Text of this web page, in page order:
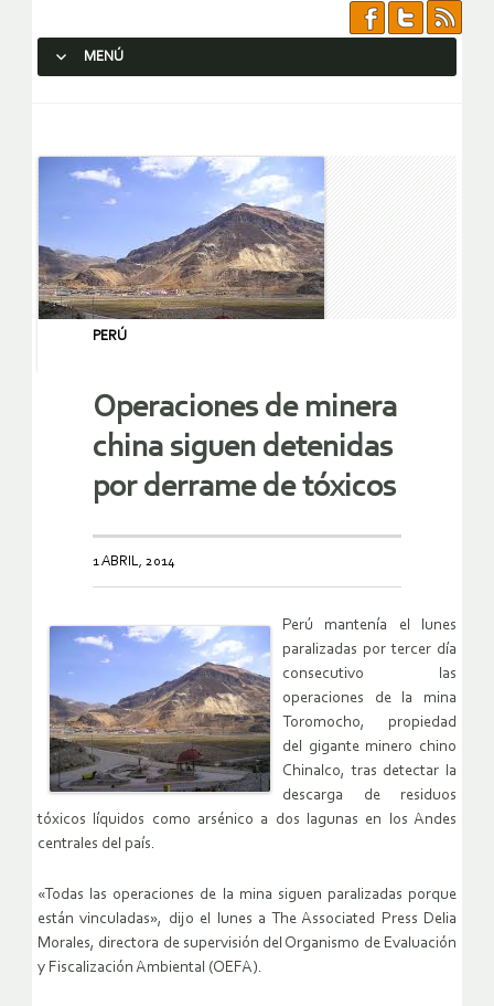
MENÚ
PERÚ
Operaciones de minera
china siguen detenidas
por derrame de tóxicos
1 ABRIL, 2014
Perú mantenía el lunes
paralizadas por tercer día
consecutivo las
operaciones de la mina
Toromocho, propiedad
del gigante minero chino
Chinalco, tras detectar la
descarga de residuos
tóxicos líquidos como arsénico a dos lagunas en los Andes
centrales del país.
«Todas las operaciones de la mina siguen paralizadas porque
están vinculadas», dijo el lunes a The Associated Press Delia
Morales, directora de supervisión del Organismo de Evaluación
y Fiscalización Ambiental (OEFA).